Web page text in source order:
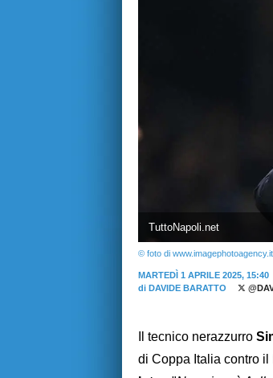
TuttoNapoli.net
© foto di www.imagephotoagency.it
MARTEDÌ 1 APRILE 2025, 15:40
di DAVIDE BARATTO
Il tecnico nerazzurro
di Coppa Italia contro